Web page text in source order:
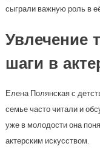
сыграли важную роль в
Увлечение
шаги в
Елена Полянская с
семье часто читали и
уже в молодости она
актерским искусством.